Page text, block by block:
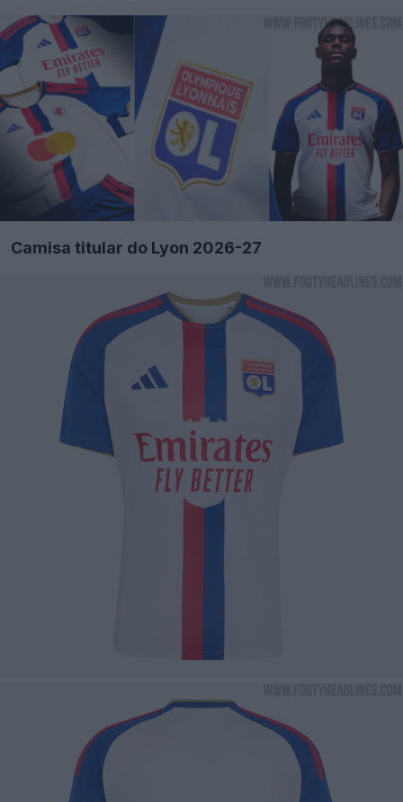
Camisa titular do Lyon 2026-27